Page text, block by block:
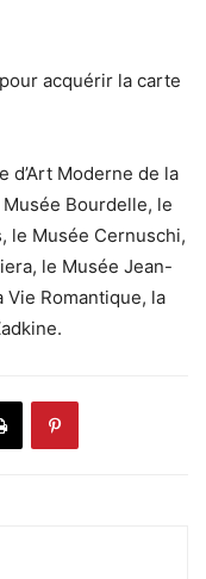
acquérir la carte
d’Art Moderne de la
Bourdelle, le
le Musée Cernuschi,
le Musée Jean-
Vie Romantique, la